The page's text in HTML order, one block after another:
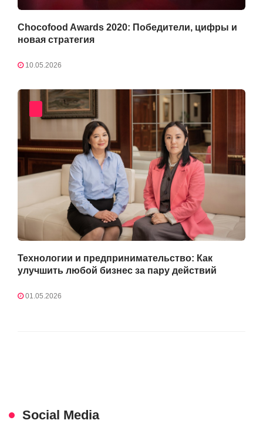
Chocofood Awards 2020: Победители, цифры и
новая стратегия
10.05.2026
Технологии и предпринимательство: Как
улучшить любой бизнес за пару действий
01.05.2026
Social Media